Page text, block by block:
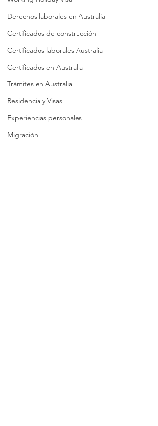
Derechos laborales en Australia
Certificados de construcción
Certificados laborales Australia
Certificados en Australia
Trámites en Australia
Residencia y Visas
Experiencias personales
Migración